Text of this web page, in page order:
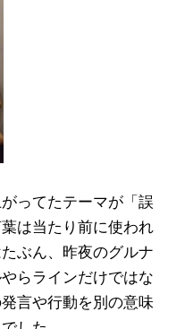
ってたテーマが「誤
は当たり前に使われ
ぶん、昨夜のグルナ
らラインだけではな
言や行動を別の意味